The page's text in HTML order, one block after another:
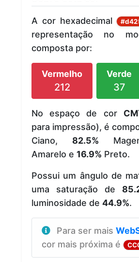
A cor hexadecimal
representação no
composta por:
Vermelho
212
Verde
37
No espaço de cor
para impressão), é
Ciano, 82.5%
Amarelo e 16.9% Preto.
Possui um ângulo de
uma saturação de
luminosidade de 44.9%.
Para ser mais
cor mais próxima é